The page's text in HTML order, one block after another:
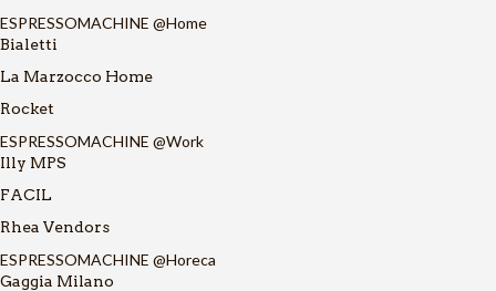
ESPRESSOMACHINE @Home
Bialetti
La Marzocco Home
Rocket
ESPRESSOMACHINE @Work
Illy MPS
FACIL
Rhea Vendors
ESPRESSOMACHINE @Horeca
Gaggia Milano